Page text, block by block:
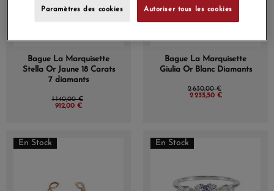
Bague La Marquisette
Stella Or Jaune 18 Carats
7 diamants
1 140,00 €
912,00 €
Bague La Marquisette
Giulia Or Blanc Diamants
2 630,00 €
2 235,50 €
En Stock En Stock
Paramètres des cookies Autoriser tous les cookies